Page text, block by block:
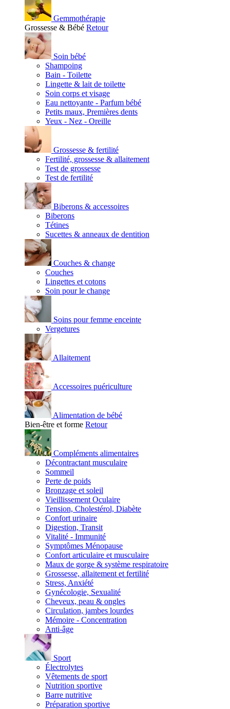
Gemmothérapie
Grossesse & Bébé Retour
Soin bébé
Shampoing
Bain - Toilette
Lingette & lait de toilette
Soin corps et visage
Eau nettoyante - Parfum bébé
Petits maux, Premières dents
Yeux - Nez - Oreille
Grossesse & fertilité
Fertilité, grossesse & allaitement
Test de grossesse
Test de fertilité
Biberons & accessoires
Biberons
Tétines
Sucettes & anneaux de dentition
Couches & change
Couches
Lingettes et cotons
Soin pour le change
Soins pour femme enceinte
Vergetures
Allaitement
Accessoires puériculture
Alimentation de bébé
Bien-être et forme Retour
Compléments alimentaires
Décontractant musculaire
Sommeil
Perte de poids
Bronzage et soleil
Vieillissement Oculaire
Tension, Cholestérol, Diabète
Confort urinaire
Digestion, Transit
Vitalité - Immunité
Symptômes Ménopause
Confort articulaire et musculaire
Maux de gorge & système respiratoire
Grossesse, allaitement et fertilité
Stress, Anxiété
Gynécologie, Sexualité
Cheveux, peau & ongles
Circulation, jambes lourdes
Mémoire - Concentration
Anti-âge
Sport
Électrolytes
Vêtements de sport
Nutrition sportive
Barre nutritive
Préparation sportive